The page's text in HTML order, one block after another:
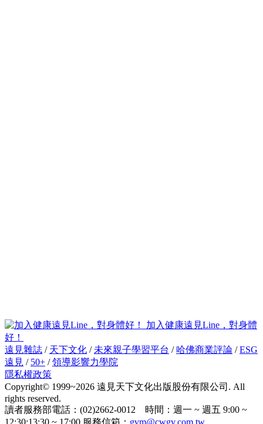
加入健康遠見Line，對身體
好！
遠見雜誌 / 天下文化 / 未來親子學習平台 / 哈佛商業評論 /ESG
遠見 / 50+ /領導影響力學院
隱私權政策
Copyright© 1999~2026 遠見天下文化出版股份有限公司. All
rights reserved.
讀者服務部電話：(02)2662-0012 時間：週一 ~ 週五 9:00 ~
12:30;13:30 ~ 17:00 服務信箱： gvm@cwgv.com.tw